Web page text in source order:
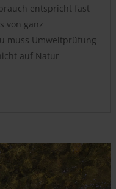
entspricht fast
von ganz
muss Umweltprüfung
auf Natur